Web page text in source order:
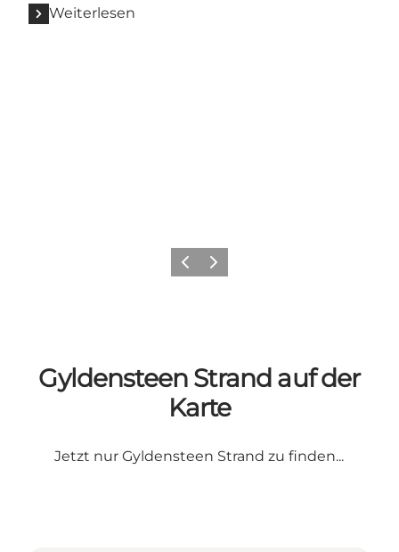
Weiterlesen
Vorherige Folie
Nächste Folie
Gyldensteen Strand auf der
Karte
Jetzt nur Gyldensteen Strand zu finden...